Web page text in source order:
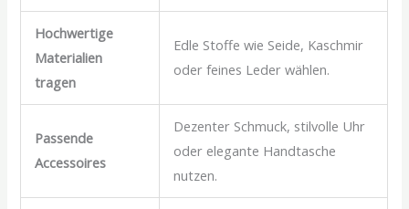
Hochwertige
Materialien
tragen
Edle Stoffe wie Seide, Kaschmir
oder feines Leder wählen.
Passende
Accessoires
Dezenter Schmuck, stilvolle Uhr
oder elegante Handtasche
nutzen.